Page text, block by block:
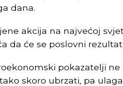
dana.
akcija na najvećoj
da će se poslovni
pokazatelji
skoro ubrzati, pa